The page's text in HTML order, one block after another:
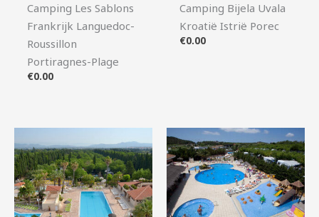
Camping Les Sablons
Frankrijk Languedoc-
Roussillon
Portiragnes-Plage
€0.00
Camping Bijela Uvala
Kroatië Istrië Porec
€0.00